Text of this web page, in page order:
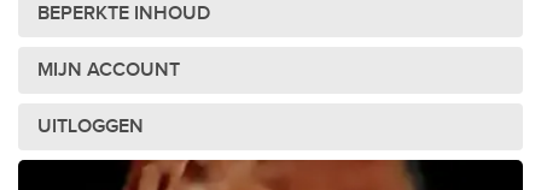
BEPERKTE INHOUD
MIJN ACCOUNT
UITLOGGEN